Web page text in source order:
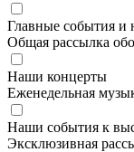
Главные события и
Общая рассылка
Наши концерты
Еженедельная
Наши события к
Эксклюзивная